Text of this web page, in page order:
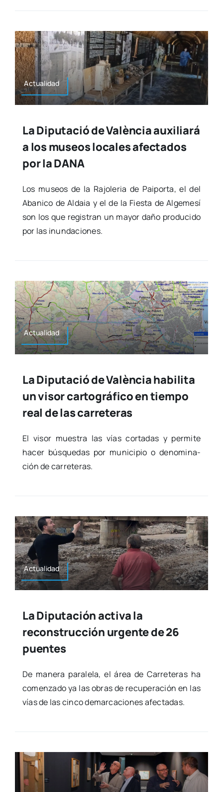
Actua­li­dad
La Diputació de València auxiliará
a los museos locales afectados
por la DANA
Los museos de la Rajo­le­ria de Pai­por­ta, el del
Aba­ni­co de Aldaia y el de la Fies­ta de Alge­me­sí
son los que regis­tran un mayor daño pro­du­ci­do
por las inun­da­cio­nes.
Actua­li­dad
La Diputació de València habilita
un visor cartográfico en tiempo
real de las carreteras
El visor mues­tra las vías cor­ta­das y per­mi­te
hacer bús­que­das por muni­ci­pio o deno­mi­na­
ción de carre­te­ras.
Actua­li­dad
La Diputación activa la
reconstrucción urgente de 26
puentes
De mane­ra para­le­la, el área de Carre­te­ras ha
comen­za­do ya las obras de recu­pe­ra­ción en las
vías de las cin­co demar­ca­cio­nes afec­ta­das.